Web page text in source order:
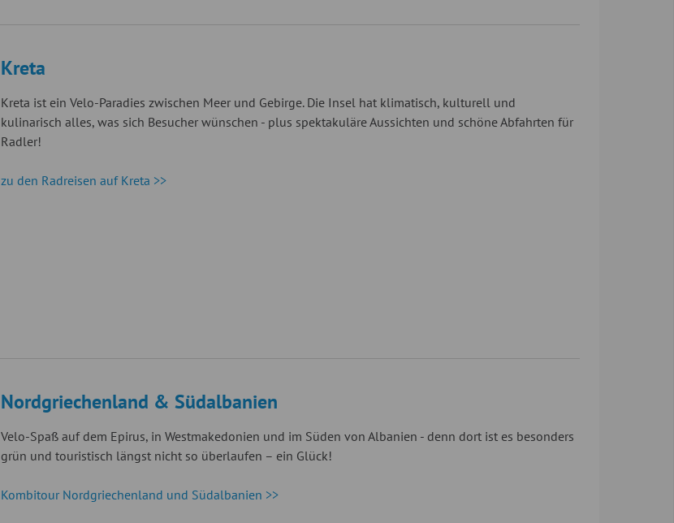
Kreta
Kreta ist ein Velo-Paradies zwischen Meer und Gebirge. Die Insel hat klimatisch, kulturell und
kulinarisch alles, was sich Besucher wünschen - plus spektakuläre Aussichten und schöne Abfahrten für
Radler!
zu den Radreisen auf Kreta >>
Nordgriechenland & Südalbanien
Velo-Spaß auf dem Epirus, in Westmakedonien und im Süden von Albanien - denn dort ist es besonders
grün und touristisch längst nicht so überlaufen – ein Glück!
Kombitour Nordgriechenland und Südalbanien >>